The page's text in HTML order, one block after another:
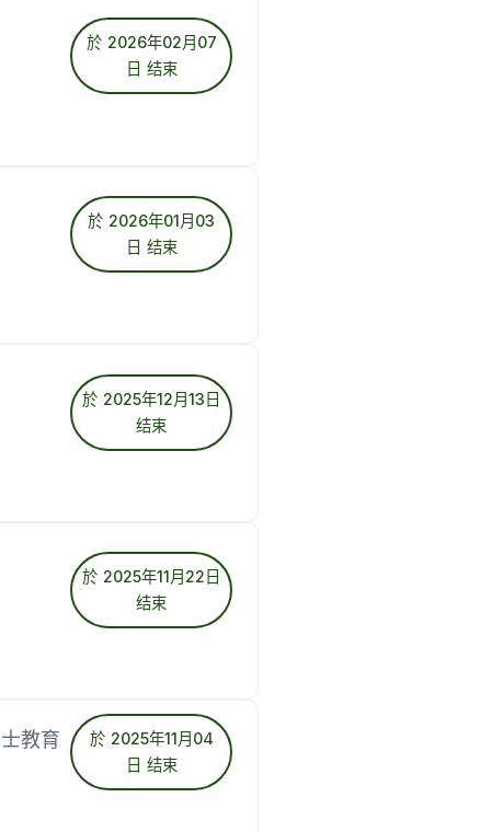
於 2026年02月07
日 结束
於 2026年01月03
日 结束
於 2025年12月13日
结束
於 2025年11月22日
结束
教育
於 2025年11月04
日 结束